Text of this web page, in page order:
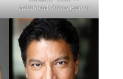
Additional Voices (voice)